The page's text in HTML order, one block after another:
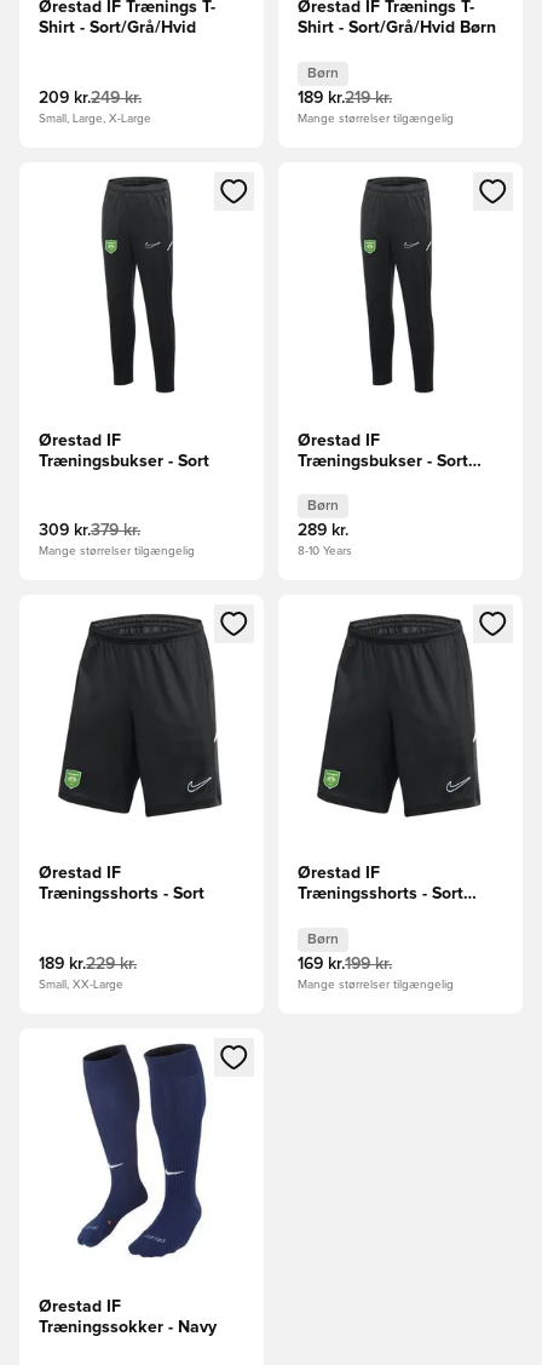
Ørestad IF Trænings T-
Shirt - Sort/Grå/Hvid
209 kr.249 kr.
Small, Large, X-Large
Ørestad IF Trænings T-
Shirt - Sort/Grå/Hvid Børn
Børn
189 kr.219 kr.
Mange størrelser tilgængelig
Åbner en Modal til at logge ind eller tilmelde dig som
Ørestad IF
Træningsbukser - Sort
309 kr.379 kr.
Mange størrelser tilgængelig
Åbner en Modal til at logge
Ørestad IF
Træningsbukser - Sort
Børn
289 kr.
8-10 Years
Åbner en Modal til at logge ind eller tilmelde dig som
Ørestad IF
Træningsshorts - Sort
189 kr.229 kr.
Small, XX-Large
Åbner en Modal til at logge
Ørestad IF
Træningsshorts - Sort
Børn
169 kr.199 kr.
Mange størrelser tilgængelig
Åbner en Modal til at logge ind eller tilmelde dig som
Ørestad IF
Træningssokker - Navy